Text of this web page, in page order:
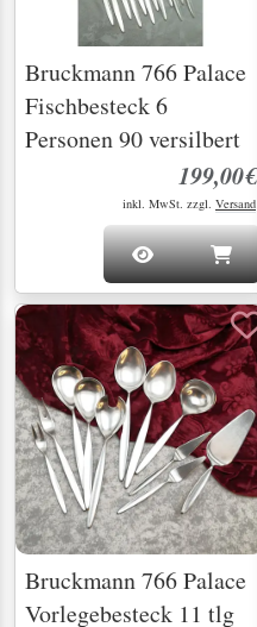
Bruckmann 766 Palace
Fischbesteck 6
Personen 90 versilbert
199,00€
inkl. MwSt. zzgl. Versand
Bruckmann 766 Palace
Vorlegebesteck 11 tlg